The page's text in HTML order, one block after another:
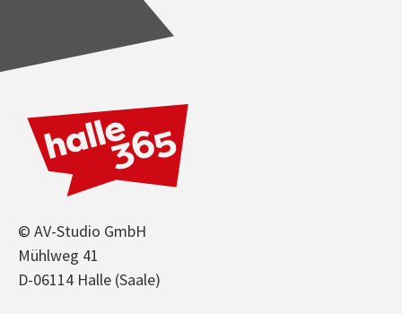
© AV-Studio GmbH
Mühlweg 41
D-06114 Halle (Saale)